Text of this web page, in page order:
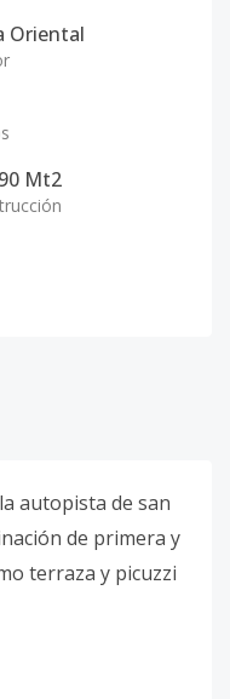
Oriental
Mt2
autopista de san
de primera y
terraza y picuzzi